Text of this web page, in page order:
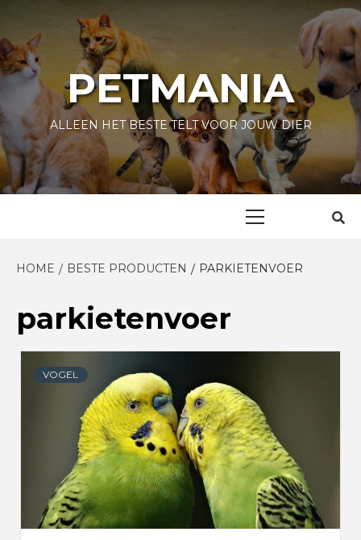
content
PETMANIA
ALLEEN HET BESTE TELT VOOR JOUW DIER
HOME BESTE PRODUCTEN PARKIETENVOER
parkietenvoer
VOGEL